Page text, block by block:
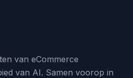
van eCommerce
van AI. Samen voorop in